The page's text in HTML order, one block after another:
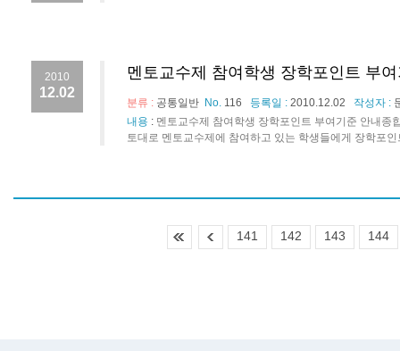
2010
12.02
멘토교수제 참여학생 장학포인트 부
분류 : 공통일반 No. 116 등록일 : 2010.12.02 작성자 :
내용 : 멘토교수제 참여학생 장학포인트 부여기준 안내
토대로 멘토교수제에 참여하고 있는 학생들에게 장학포
141 142 143 144